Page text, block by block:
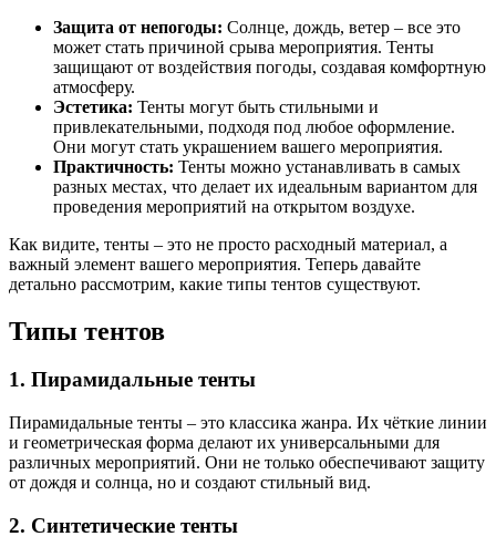
Защита от непогоды: Солнце, дождь, ветер – все это
может стать причиной срыва мероприятия. Тенты
защищают от воздействия погоды, создавая комфортную
атмосферу.
Эстетика: Тенты могут быть стильными и
привлекательными, подходя под любое оформление.
Они могут стать украшением вашего мероприятия.
Практичность: Тенты можно устанавливать в самых
разных местах, что делает их идеальным вариантом для
проведения мероприятий на открытом воздухе.
Как видите, тенты – это не просто расходный материал, а
важный элемент вашего мероприятия. Теперь давайте
детально рассмотрим, какие типы тентов существуют.
Типы тентов
1. Пирамидальные тенты
Пирамидальные тенты – это классика жанра. Их чёткие линии
и геометрическая форма делают их универсальными для
различных мероприятий. Они не только обеспечивают защиту
от дождя и солнца, но и создают стильный вид.
2. Синтетические тенты